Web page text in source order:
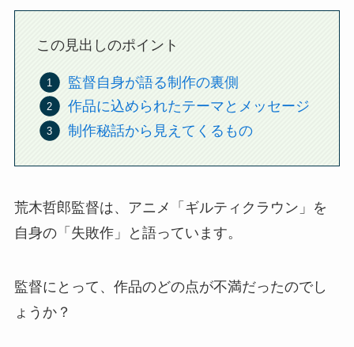
この見出しのポイント
監督自身が語る制作の裏側
作品に込められたテーマとメッセージ
制作秘話から見えてくるもの
荒木哲郎監督は、アニメ「ギルティクラウン」を
自身の「失敗作」と語っています。
監督にとって、作品のどの点が不満だったのでし
ょうか？